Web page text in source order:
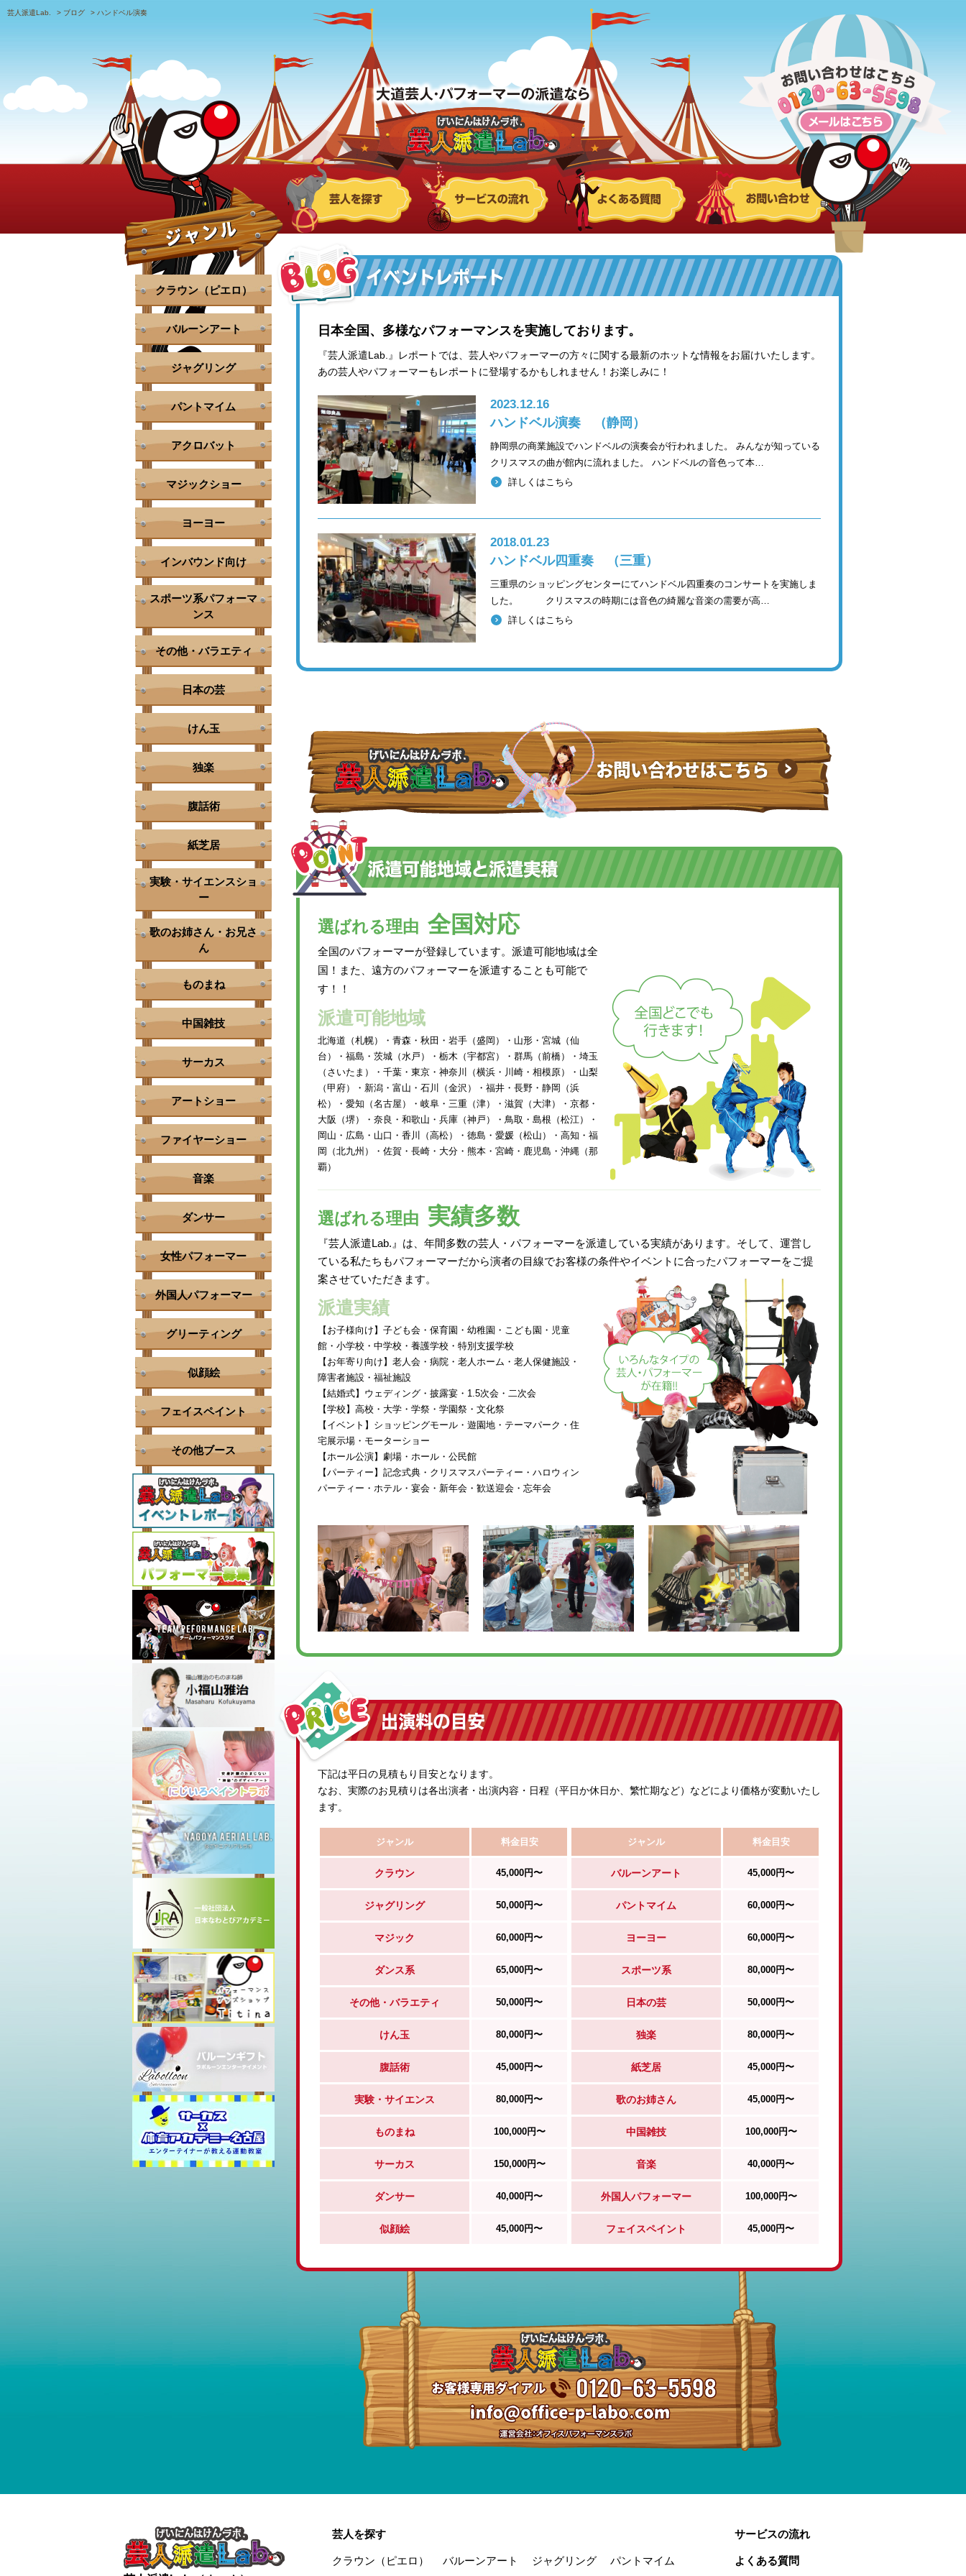
芸人派遣Lab. > ブログ > ハンドベル演奏
日本全国、多様なパフォーマンスを実施しております。
『芸人派遣Lab.』レポートでは、芸人やパフォーマーの方々に関する最新のホットな情報をお届けいたします。
あの芸人やパフォーマーもレポートに登場するかもしれません！お楽しみに！
2023.12.16
ハンドベル演奏 （静岡）
静岡県の商業施設でハンドベルの演奏会が行われました。 みんなが知っている
クリスマスの曲が館内に流れました。 ハンドベルの音色って本…
詳しくはこちら
2018.01.23
ハンドベル四重奏 （三重）
三重県のショッピングセンターにてハンドベル四重奏のコンサートを実施しま
した。 クリスマスの時期には音色の綺麗な音楽の需要が高…
詳しくはこちら
選ばれる理由 全国対応
全国のパフォーマーが登録しています。派遣可能地域は全
国！また、遠方のパフォーマーを派遣することも可能で
す！！
派遣可能地域
北海道（札幌）・青森・秋田・岩手（盛岡）・山形・宮城（仙
台）・福島・茨城（水戸）・栃木（宇都宮）・群馬（前橋）・埼玉
（さいたま）・千葉・東京・神奈川（横浜・川崎・相模原）・山梨
（甲府）・新潟・富山・石川（金沢）・福井・長野・静岡（浜
松）・愛知（名古屋）・岐阜・三重（津）・滋賀（大津）・京都・
大阪（堺）・奈良・和歌山・兵庫（神戸）・鳥取・島根（松江）・
岡山・広島・山口・香川（高松）・徳島・愛媛（松山）・高知・福
岡（北九州）・佐賀・長崎・大分・熊本・宮崎・鹿児島・沖縄（那
覇）
選ばれる理由 実績多数
『芸人派遣Lab.』は、年間多数の芸人・パフォーマーを派遣している実績があります。そして、運営し
ている私たちもパフォーマーだから演者の目線でお客様の条件やイベントに合ったパフォーマーをご提
案させていただきます。
派遣実績
【お子様向け】子ども会・保育園・幼稚園・こども園・児童
館・小学校・中学校・養護学校・特別支援学校
【お年寄り向け】老人会・病院・老人ホーム・老人保健施設・
障害者施設・福祉施設
【結婚式】ウェディング・披露宴・1.5次会・二次会
【学校】高校・大学・学祭・学園祭・文化祭
【イベント】ショッピングモール・遊園地・テーマパーク・住
宅展示場・モーターショー
【ホール公演】劇場・ホール・公民館
【パーティー】記念式典・クリスマスパーティー・ハロウィン
パーティー・ホテル・宴会・新年会・歓送迎会・忘年会
下記は平日の見積もり目安となります。
なお、実際のお見積りは各出演者・出演内容・日程（平日か休日か、繁忙期など）などにより価格が変動いたし
ます。
ジャンル 料金目安
クラウン 45,000円〜
ジャグリング 50,000円〜
マジック 60,000円〜
ダンス系 65,000円〜
その他・バラエティ 50,000円〜
けん玉 80,000円〜
腹話術 45,000円〜
実験・サイエンス 80,000円〜
ものまね 100,000円〜
サーカス 150,000円〜
ダンサー 40,000円〜
似顔絵 45,000円〜
ジャンル 料金目安
バルーンアート 45,000円〜
パントマイム 60,000円〜
ヨーヨー 60,000円〜
スポーツ系 80,000円〜
日本の芸 50,000円〜
独楽 80,000円〜
紙芝居 45,000円〜
歌のお姉さん 45,000円〜
中国雑技 100,000円〜
音楽 40,000円〜
外国人パフォーマー 100,000円〜
フェイスペイント 45,000円〜
クラウン（ピエロ）
バルーンアート
ジャグリング
パントマイム
アクロバット
マジックショー
ヨーヨー
インバウンド向け
スポーツ系パフォーマ
ンス
その他・バラエティ
日本の芸
けん玉
独楽
腹話術
紙芝居
実験・サイエンスショ
ー
歌のお姉さん・お兄さ
ん
ものまね
中国雑技
サーカス
アートショー
ファイヤーショー
音楽
ダンサー
女性パフォーマー
外国人パフォーマー
グリーティング
似顔絵
フェイスペイント
その他ブース
芸人を探す
クラウン（ピエロ） バルーンアート ジャグリング
パントマイム
サービスの流れ
よくある質問